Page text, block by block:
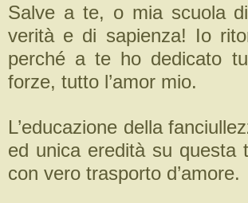
Salve a te, o mia scuola
verità e di sapienza! Io
perché a te ho dedicato
forze, tutto l’amor mio.
L’educazione della
ed unica eredità su
con vero trasporto d’amore.